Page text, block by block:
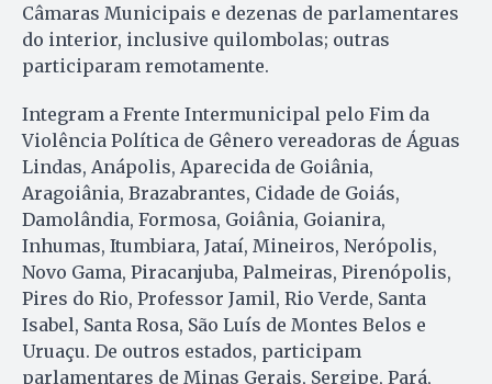
Câmaras Municipais e dezenas de parlamentares
do interior, inclusive quilombolas; outras
participaram remotamente.
Integram a Frente Intermunicipal pelo Fim da
Violência Política de Gênero vereadoras de Águas
Lindas, Anápolis, Aparecida de Goiânia,
Aragoiânia, Brazabrantes, Cidade de Goiás,
Damolândia, Formosa, Goiânia, Goianira,
Inhumas, Itumbiara, Jataí, Mineiros, Nerópolis,
Novo Gama, Piracanjuba, Palmeiras, Pirenópolis,
Pires do Rio, Professor Jamil, Rio Verde, Santa
Isabel, Santa Rosa, São Luís de Montes Belos e
Uruaçu. De outros estados, participam
parlamentares de Minas Gerais, Sergipe, Pará,